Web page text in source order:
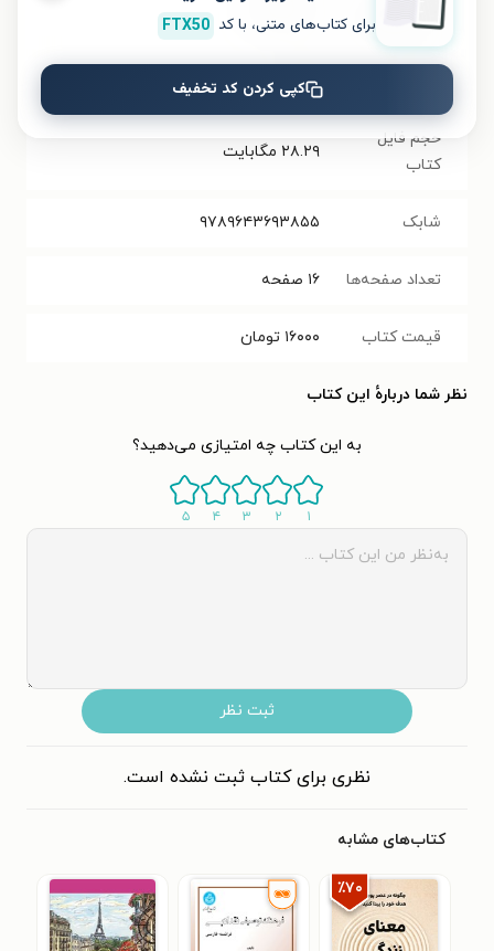
نسخه فیزیکی
PDF
حجم فایل
کتاب
۲۸.۲۹ مگابایت
شابک ۹۷۸۹۶۴۳۶۹۳۸۵۵
تعداد صفحه‌ها ۱۶ صفحه
قیمت کتاب ۱۶۰۰۰ تومان
نظر شما دربارهٔ این کتاب
به این کتاب چه امتیازی می‌دهید؟
۱ ۲ ۳ ۴ ۵
ثبت نظر
نظری برای کتاب ثبت نشده است.
کتاب‌های مشابه
٪۷۰
برای کتاب‌های متنی، با کد FTX50
کپی کردن کد تخفیف